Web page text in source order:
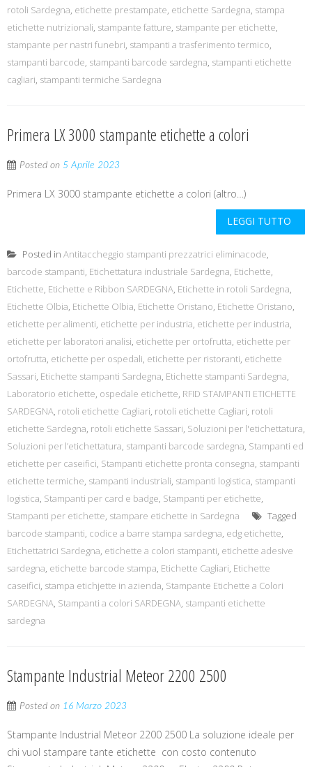
rotoli Sardegna, etichette prestampate, etichette Sardegna, stampa
etichette nutrizionali, stampante fatture, stampante per etichette,
stampante per nastri funebri, stampanti a trasferimento termico,
stampanti barcode, stampanti barcode sardegna, stampanti etichette
cagliari, stampanti termiche Sardegna
Primera LX 3000 stampante etichette a colori
Posted on 5 Aprile 2023
Primera LX 3000 stampante etichette a colori (altro…)
LEGGI TUTTO
Posted in Antitaccheggio stampanti prezzatrici eliminacode,
barcode stampanti, Etichettatura industriale Sardegna, Etichette,
Etichette, Etichette e Ribbon SARDEGNA, Etichette in rotoli Sardegna,
Etichette Olbia, Etichette Olbia, Etichette Oristano, Etichette Oristano,
etichette per alimenti, etichette per industria, etichette per industria,
etichette per laboratori analisi, etichette per ortofrutta, etichette per
ortofrutta, etichette per ospedali, etichette per ristoranti, etichette
Sassari, Etichette stampanti Sardegna, Etichette stampanti Sardegna,
Laboratorio etichette, ospedale etichette, RFID STAMPANTI ETICHETTE
SARDEGNA, rotoli etichette Cagliari, rotoli etichette Cagliari, rotoli
etichette Sardegna, rotoli etichette Sassari, Soluzioni per l'etichettatura,
Soluzioni per l’etichettatura, stampanti barcode sardegna, Stampanti ed
etichette per caseifici, Stampanti etichette pronta consegna, stampanti
etichette termiche, stampanti industriali, stampanti logistica, stampanti
logistica, Stampanti per card e badge, Stampanti per etichette,
Stampanti per etichette, stampare etichette in Sardegna
Tagged
barcode stampanti, codice a barre stampa sardegna, edg etichette,
Etichettatrici Sardegna, etichette a colori stampanti, etichette adesive
sardegna, etichette barcode stampa, Etichette Cagliari, Etichette
caseifici, stampa etichjette in azienda, Stampante Etichette a Colori
SARDEGNA, Stampanti a colori SARDEGNA, stampanti etichette
sardegna
Stampante Industrial Meteor 2200 2500
Posted on 16 Marzo 2023
Stampante Industrial Meteor 2200 2500 La soluzione ideale per
chi vuol stampare tante etichette con costo contenuto